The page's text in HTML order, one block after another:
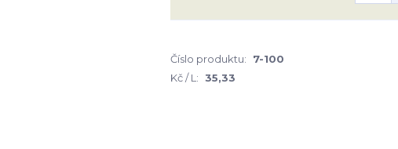
Číslo produktu: 7-100
Kč / L: 35,33